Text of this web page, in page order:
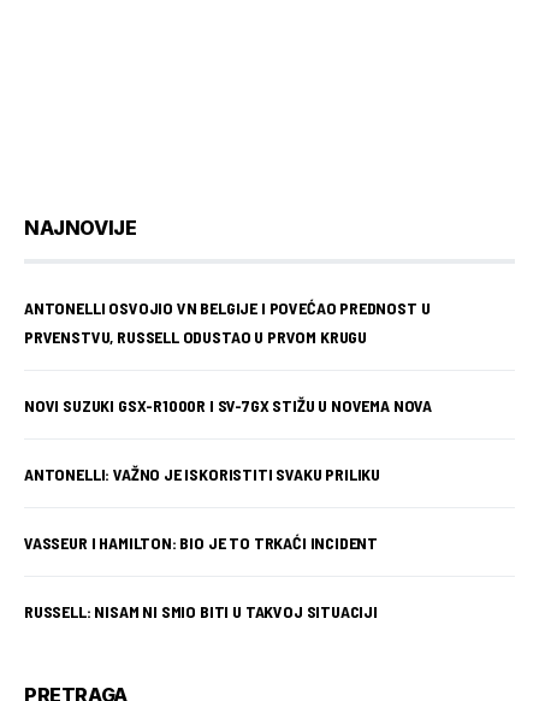
NAJNOVIJE
ANTONELLI OSVOJIO VN BELGIJE I POVEĆAO PREDNOST U
PRVENSTVU, RUSSELL ODUSTAO U PRVOM KRUGU
NOVI SUZUKI GSX-R1000R I SV-7GX STIŽU U NOVEMA NOVA
ANTONELLI: VAŽNO JE ISKORISTITI SVAKU PRILIKU
VASSEUR I HAMILTON: BIO JE TO TRKAĆI INCIDENT
RUSSELL: NISAM NI SMIO BITI U TAKVOJ SITUACIJI
PRETRAGA